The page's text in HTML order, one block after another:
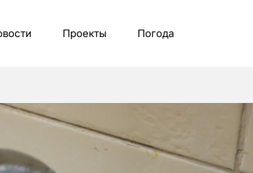
Проекты Погода